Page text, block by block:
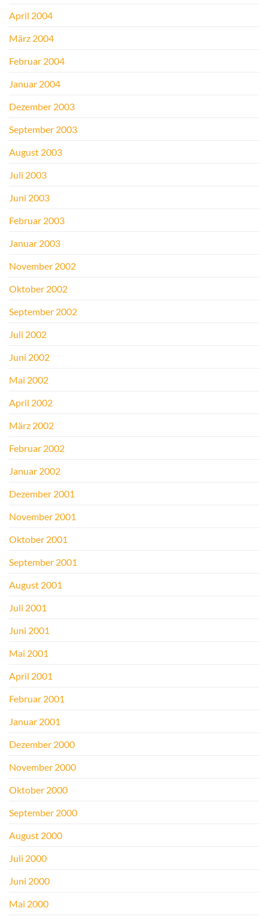
April 2004
März 2004
Februar 2004
Januar 2004
Dezember 2003
September 2003
August 2003
Juli 2003
Juni 2003
Februar 2003
Januar 2003
November 2002
Oktober 2002
September 2002
Juli 2002
Juni 2002
Mai 2002
April 2002
März 2002
Februar 2002
Januar 2002
Dezember 2001
November 2001
Oktober 2001
September 2001
August 2001
Juli 2001
Juni 2001
Mai 2001
April 2001
Februar 2001
Januar 2001
Dezember 2000
November 2000
Oktober 2000
September 2000
August 2000
Juli 2000
Juni 2000
Mai 2000